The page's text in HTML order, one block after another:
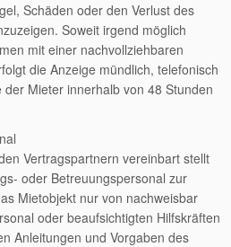
Schäden oder den Verlust des
Soweit irgend möglich
mit einer nachvollziehbaren
die Anzeige mündlich, telefonisch
Mieter innerhalb von 48 Stunden
Vertragspartnern vereinbart stellt
oder Betreuungspersonal zur
Mietobjekt nur von nachweisbar
oder beaufsichtigten Hilfskräften
Anleitungen und Vorgaben des